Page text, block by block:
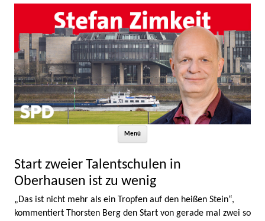
Menü
Start zweier Talentschulen in
Oberhausen ist zu wenig
„Das ist nicht mehr als ein Tropfen auf den heißen Stein“,
kommentiert Thorsten Berg den Start von gerade mal zwei so